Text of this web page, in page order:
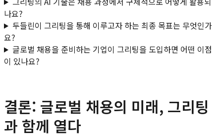
나요?
두들린이 그리팅을 통해 이루고자 하는 최종 목표는 무엇인가
요?
글로벌 채용을 준비하는 기업이 그리팅을 도입하면 어떤 이점
이 있나요?
결론: 글로벌 채용의 미래, 그리팅
과 함께 열다